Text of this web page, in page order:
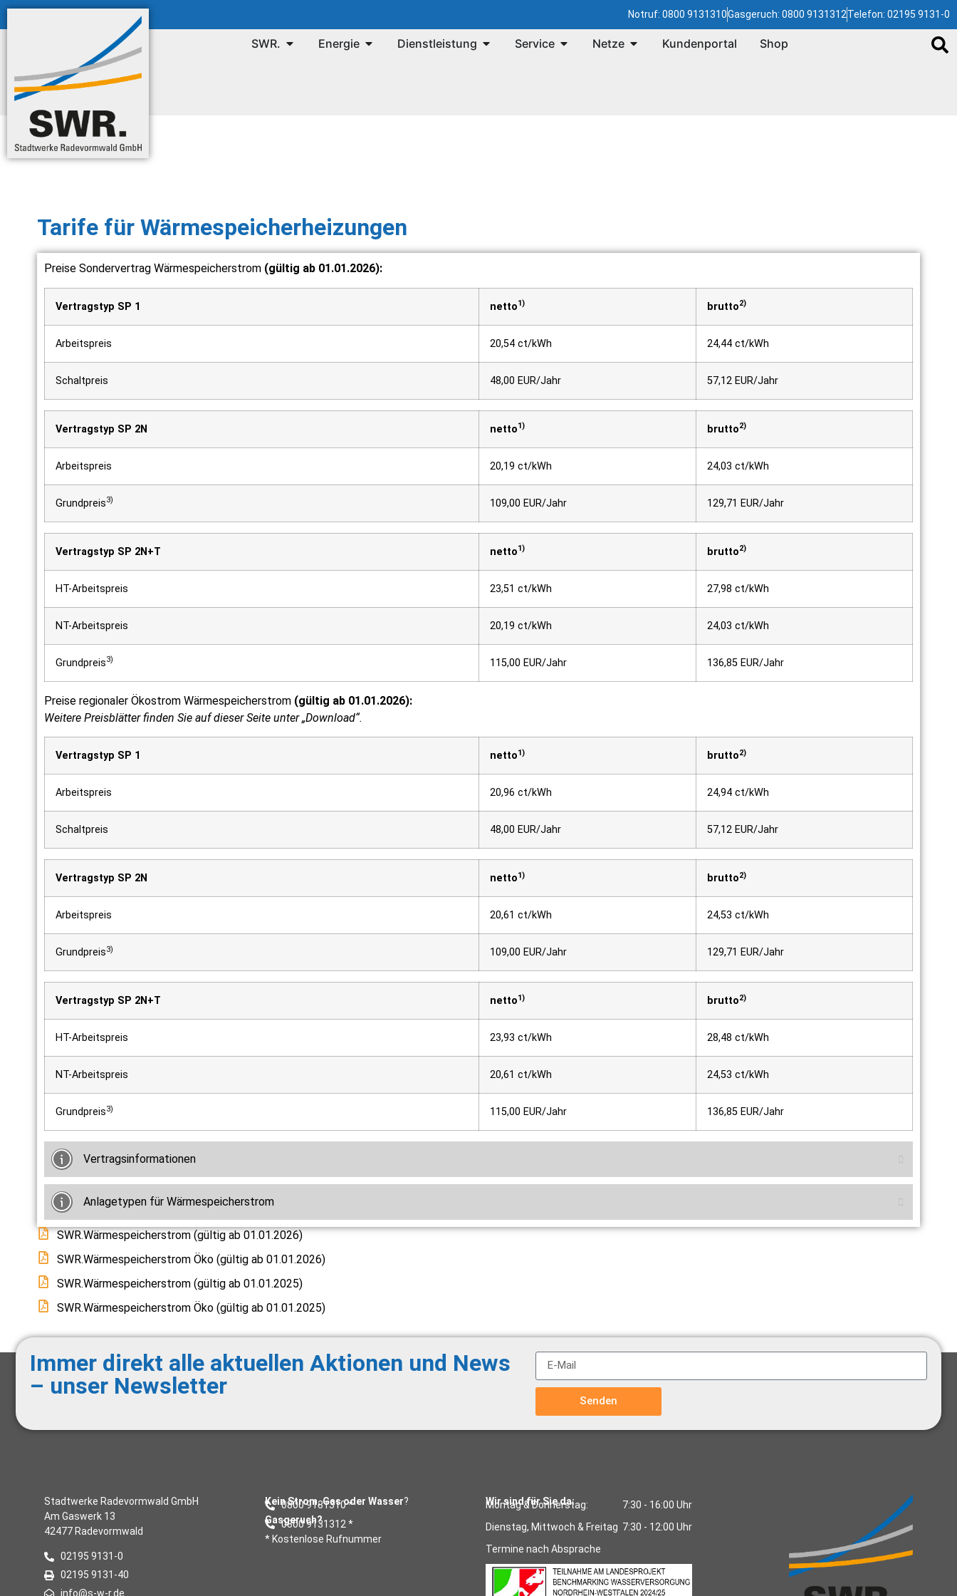
Notruf: 0800 9131310Gasgeruch: 0800 9131312Telefon: 02195 9131-0
SWR. Energie Dienstleistung Service Netze Kundenportal Shop
Tarife für Wärmespeicherheizungen
Preise Sondervertrag Wärmespeicherstrom (gültig ab 01.01.2026):
Vertragstyp SP 1 netto1) brutto2)
Arbeitspreis 20,54 ct/kWh 24,44 ct/kWh
Schaltpreis 48,00 EUR/Jahr 57,12 EUR/Jahr
Vertragstyp SP 2N netto1) brutto2)
Arbeitspreis 20,19 ct/kWh 24,03 ct/kWh
Grundpreis3) 109,00 EUR/Jahr 129,71 EUR/Jahr
Vertragstyp SP 2N+T netto1) brutto2)
HT-Arbeitspreis 23,51 ct/kWh 27,98 ct/kWh
NT-Arbeitspreis 20,19 ct/kWh 24,03 ct/kWh
Grundpreis3) 115,00 EUR/Jahr 136,85 EUR/Jahr
Preise regionaler Ökostrom Wärmespeicherstrom (gültig ab 01.01.2026):
Weitere Preisblätter finden Sie auf dieser Seite unter „Download“.
Vertragstyp SP 1 netto1) brutto2)
Arbeitspreis 20,96 ct/kWh 24,94 ct/kWh
Schaltpreis 48,00 EUR/Jahr 57,12 EUR/Jahr
Vertragstyp SP 2N netto1) brutto2)
Arbeitspreis 20,61 ct/kWh 24,53 ct/kWh
Grundpreis3) 109,00 EUR/Jahr 129,71 EUR/Jahr
Vertragstyp SP 2N+T netto1) brutto2)
HT-Arbeitspreis 23,93 ct/kWh 28,48 ct/kWh
NT-Arbeitspreis 20,61 ct/kWh 24,53 ct/kWh
Grundpreis3) 115,00 EUR/Jahr 136,85 EUR/Jahr
Vertragsinformationen
Anlagetypen für Wärmespeicherstrom
SWR.Wärmespeicherstrom (gültig ab 01.01.2026)
SWR.Wärmespeicherstrom Öko (gültig ab 01.01.2026)
SWR.Wärmespeicherstrom (gültig ab 01.01.2025)
SWR.Wärmespeicherstrom Öko (gültig ab 01.01.2025)
Immer direkt alle aktuellen Aktionen und News
– unser Newsletter
Senden
Stadtwerke Radevormwald GmbH
Am Gaswerk 13
42477 Radevormwald
02195 9131-0
02195 9131-40
info@s-w-r.de
Kein Strom, Gas oder Wasser?
0800 9131310 *
Gasgeruch?
0800 9131312 *
* Kostenlose Rufnummer
Wir sind für Sie da:
Montag & Donnerstag:
7:30 - 16:00 Uhr
Dienstag, Mittwoch & Freitag 7:30 - 12:00 Uhr
Termine nach Absprache